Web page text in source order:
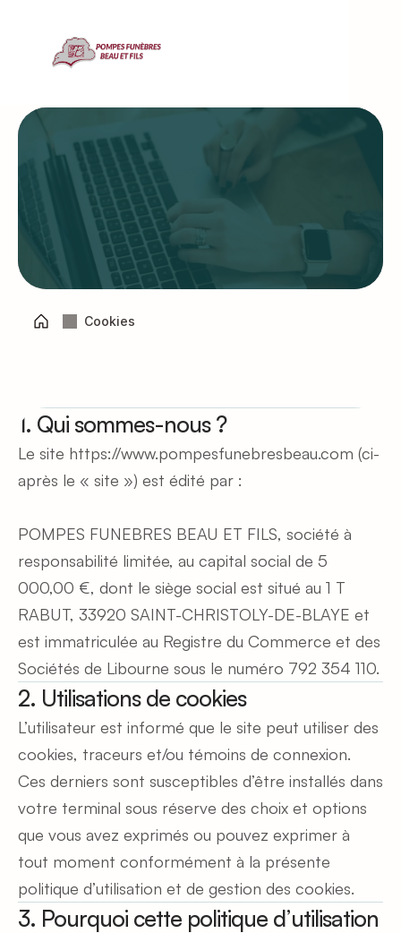
Politique de cookies
Cookies
1. Qui sommes-nous ?
Le site https://www.pompesfunebresbeau.com (ci-
après le « site ») est édité par :
POMPES FUNEBRES BEAU ET FILS, société à
responsabilité limitée, au capital social de 5
000,00 €, dont le siège social est situé au 1 T
RABUT, 33920 SAINT-CHRISTOLY-DE-BLAYE et
est immatriculée au Registre du Commerce et des
Sociétés de Libourne sous le numéro 792 354 110.
2. Utilisations de cookies
L’utilisateur est informé que le site peut utiliser des
cookies, traceurs et/ou témoins de connexion.
Ces derniers sont susceptibles d’être installés dans
votre terminal sous réserve des choix et options
que vous avez exprimés ou pouvez exprimer à
tout moment conformément à la présente
politique d’utilisation et de gestion des cookies.
3. Pourquoi cette politique d’utilisation